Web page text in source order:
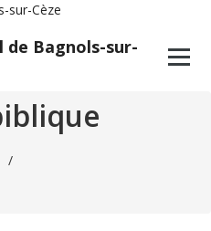
/